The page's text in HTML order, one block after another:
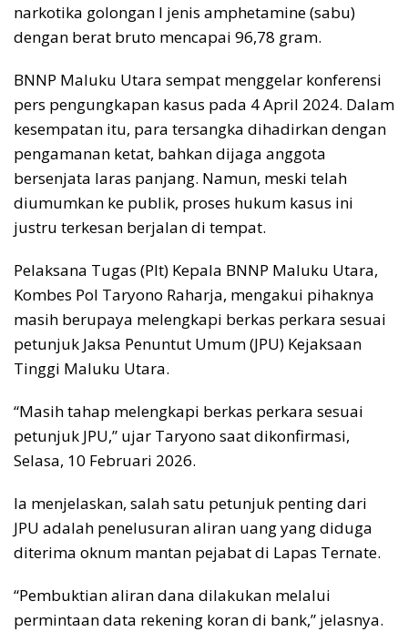
narkotika golongan I jenis amphetamine (sabu)
dengan berat bruto mencapai 96,78 gram.
BNNP Maluku Utara sempat menggelar konferensi
pers pengungkapan kasus pada 4 April 2024. Dalam
kesempatan itu, para tersangka dihadirkan dengan
pengamanan ketat, bahkan dijaga anggota
bersenjata laras panjang. Namun, meski telah
diumumkan ke publik, proses hukum kasus ini
justru terkesan berjalan di tempat.
Pelaksana Tugas (Plt) Kepala BNNP Maluku Utara,
Kombes Pol Taryono Raharja, mengakui pihaknya
masih berupaya melengkapi berkas perkara sesuai
petunjuk Jaksa Penuntut Umum (JPU) Kejaksaan
Tinggi Maluku Utara.
“Masih tahap melengkapi berkas perkara sesuai
petunjuk JPU,” ujar Taryono saat dikonfirmasi,
Selasa, 10 Februari 2026.
Ia menjelaskan, salah satu petunjuk penting dari
JPU adalah penelusuran aliran uang yang diduga
diterima oknum mantan pejabat di Lapas Ternate.
“Pembuktian aliran dana dilakukan melalui
permintaan data rekening koran di bank,” jelasnya.